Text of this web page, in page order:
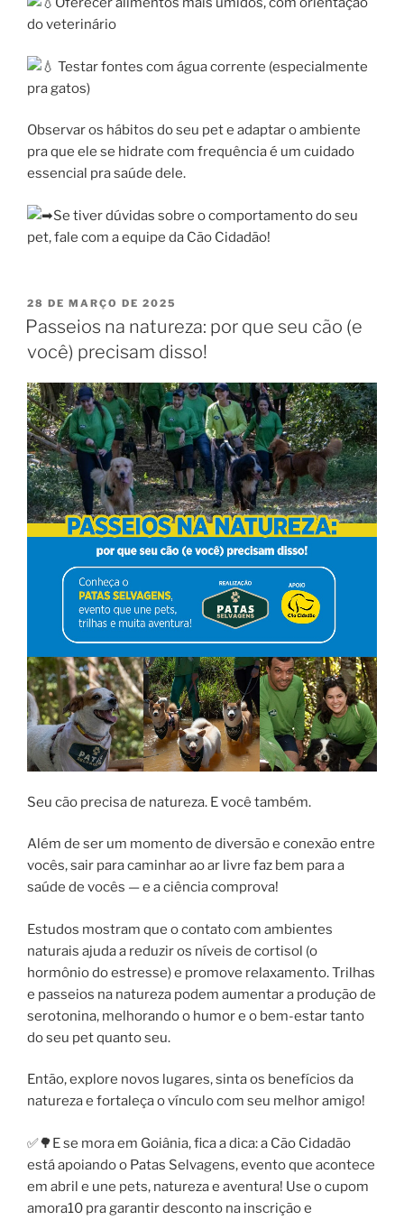
do veterinário
Testar fontes com água corrente (especialmente
pra gatos)
Observar os hábitos do seu pet e adaptar o ambiente
pra que ele se hidrate com frequência é um cuidado
essencial pra saúde dele.
Se tiver dúvidas sobre o comportamento do seu
pet, fale com a equipe da Cão Cidadão!
28 DE MARÇO DE 2025
Passeios na natureza: por que seu cão (e
você) precisam disso!
Seu cão precisa de natureza. E você também.
Além de ser um momento de diversão e conexão entre
vocês, sair para caminhar ao ar livre faz bem para a
saúde de vocês — e a ciência comprova!
Estudos mostram que o contato com ambientes
naturais ajuda a reduzir os níveis de cortisol (o
hormônio do estresse) e promove relaxamento. Trilhas
e passeios na natureza podem aumentar a produção de
serotonina, melhorando o humor e o bem-estar tanto
do seu pet quanto seu.
Então, explore novos lugares, sinta os benefícios da
natureza e fortaleça o vínculo com seu melhor amigo!
✅🌳E se mora em Goiânia, fica a dica: a Cão Cidadão
está apoiando o Patas Selvagens, evento que acontece
em abril e une pets, natureza e aventura! Use o cupom
amora10 pra garantir desconto na inscrição e